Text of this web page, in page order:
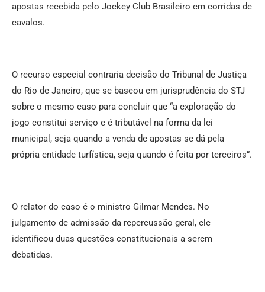
apostas recebida pelo Jockey Club Brasileiro em corridas de
cavalos.
O recurso especial contraria decisão do Tribunal de Justiça
do Rio de Janeiro, que se baseou em jurisprudência do STJ
sobre o mesmo caso para concluir que “a exploração do
jogo constitui serviço e é tributável na forma da lei
municipal, seja quando a venda de apostas se dá pela
própria entidade turfística, seja quando é feita por terceiros”.
O relator do caso é o ministro Gilmar Mendes. No
julgamento de admissão da repercussão geral, ele
identificou duas questões constitucionais a serem
debatidas.